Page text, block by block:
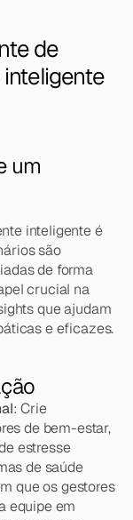
de
um
inteligente é
são
de forma
crucial na
que ajudam
e eficazes.
: Crie
de bem-estar,
estresse
de saúde
que os gestores
equipe em